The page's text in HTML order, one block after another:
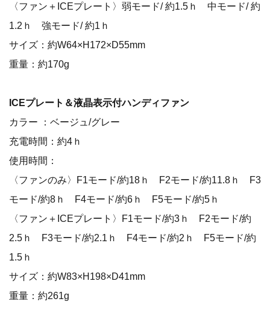
〈ファン＋ICEプレート〉弱モード/ 約1.5ｈ 中モード/ 約
1.2ｈ 強モード/ 約1ｈ
サイズ：約W64×H172×D55mm
重量：約170g
ICEプレート＆液晶表示付ハンディファン
カラー ：ベージュ/グレー
充電時間：約4ｈ
使用時間：
〈ファンのみ〉F1モード/約18ｈ F2モード/約11.8ｈ F3
モード/約8ｈ F4モード/約6ｈ F5モード/約5ｈ
〈ファン＋ICEプレート〉F1モード/約3ｈ F2モード/約
2.5ｈ F3モード/約2.1ｈ F4モード/約2ｈ F5モード/約
1.5ｈ
サイズ：約W83×H198×D41mm
重量：約261g